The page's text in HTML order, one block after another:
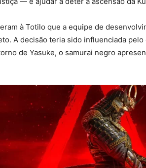
à Totilo que a equipe de
A decisão teria sido influenciada
de Yasuke, o samurai negro